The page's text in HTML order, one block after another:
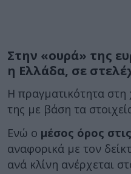
Στην «ουρά» της
η Ελλάδα, σε
Η πραγματικότητα
της με βάση τα
Ενώ ο μέσος όρος
αναφορικά με τον
ανά κλίνη ανέρχεται